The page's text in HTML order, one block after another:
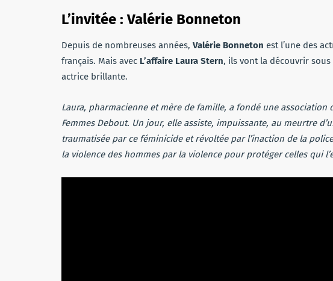
L’invitée : Valérie Bonneton
Depuis de nombreuses années, Valérie Bonneton est l’une des
français. Mais avec L’affaire Laura Stern, ils vont la découvrir
actrice brillante.
Laura, pharmacienne et mère de famille, a fondé une association
Femmes Debout. Un jour, elle assiste, impuissante, au meurtre
traumatisée par ce féminicide et révoltée par l’inaction de la
la violence des hommes par la violence pour protéger celles qui